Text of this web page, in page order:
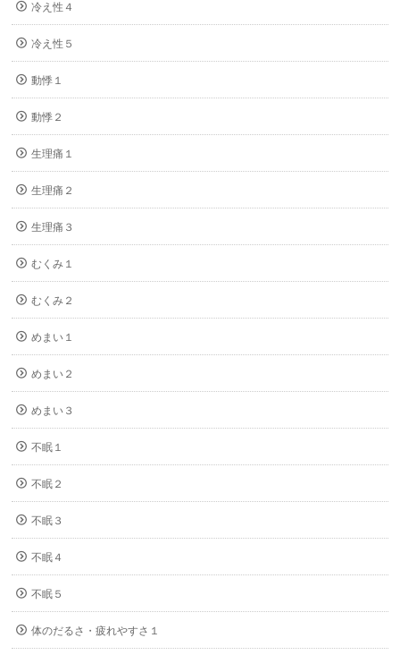
冷え性４
冷え性５
動悸１
動悸２
生理痛１
生理痛２
生理痛３
むくみ１
むくみ２
めまい１
めまい２
めまい３
不眠１
不眠２
不眠３
不眠４
不眠５
体のだるさ・疲れやすさ１